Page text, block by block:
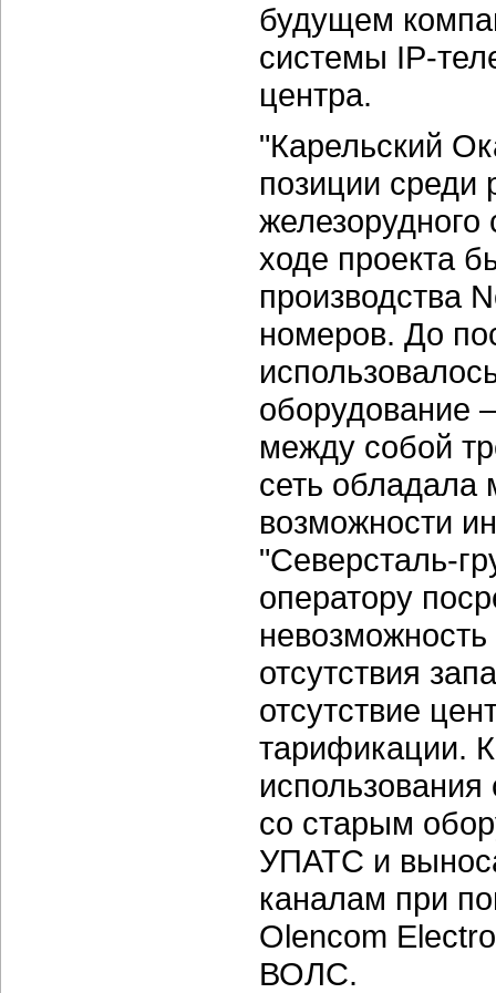
будущем
системы IP-
центра.
"Карельский
позиции среди
ходе проекта
производства
номеров. До
оборудование
между собой
сеть обладала
возможности
"Северсталь-
оператору
отсутствия
отсутствие
тарификации.
со старым
УПАТС и
каналам при
Olencom
ВОЛС.